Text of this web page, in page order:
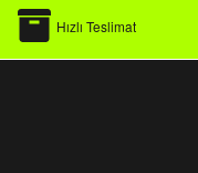
Hızlı Teslimat